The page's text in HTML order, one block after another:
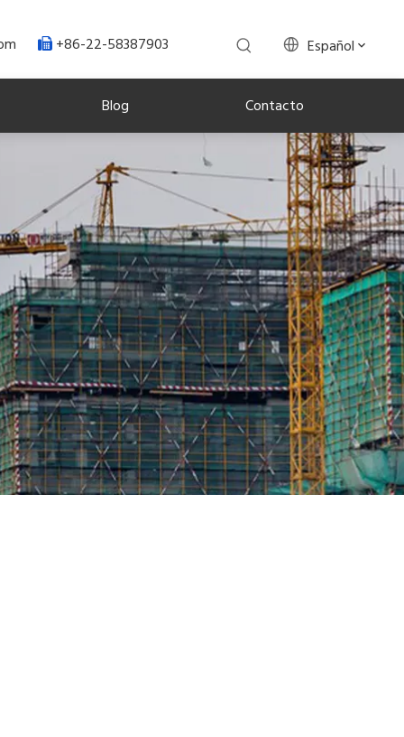
 +86-22-58387903 Español
Blog Contacto